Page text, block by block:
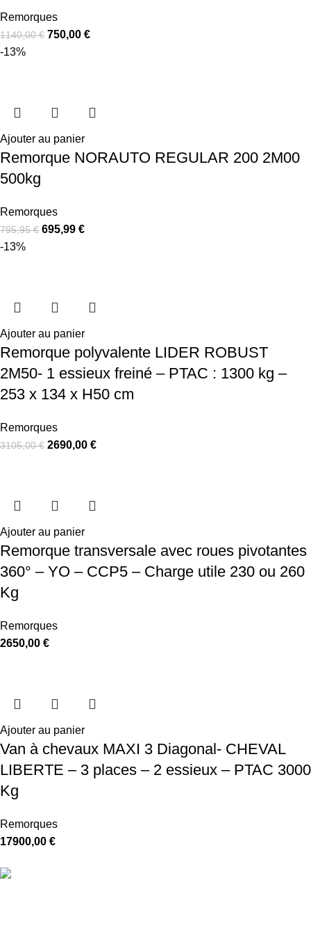
Remorques
1140,00€ 750,00 €
-13%
Ajouter au panier
Remorque NORAUTO REGULAR 200 2M00
500kg
Remorques
795,95€ 695,99 €
-13%
Ajouter au panier
Remorque polyvalente LIDER ROBUST
2M50- 1 essieux freiné – PTAC : 1300 kg –
253 x 134 x H50 cm
Remorques
3105,00€ 2690,00 €
Ajouter au panier
Remorque transversale avec roues pivotantes
360° – YO – CCP5 – Charge utile 230 ou 260
Kg
Remorques
2650,00 €
Ajouter au panier
Van à chevaux MAXI 3 Diagonal- CHEVAL
LIBERTE – 3 places – 2 essieux – PTAC 3000
Kg
Remorques
17900,00 €